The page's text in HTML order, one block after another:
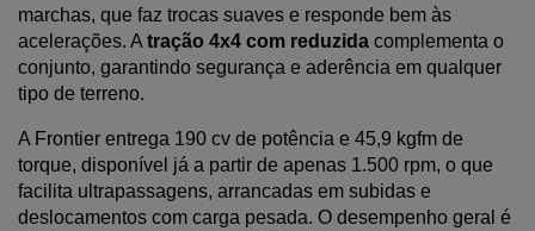
marchas, que faz trocas suaves e responde bem às
acelerações. A tração 4x4 com reduzida complementa o
conjunto, garantindo segurança e aderência em qualquer
tipo de terreno.
A Frontier entrega 190 cv de potência e 45,9 kgfm de
torque, disponível já a partir de apenas 1.500 rpm, o que
facilita ultrapassagens, arrancadas em subidas e
deslocamentos com carga pesada. O desempenho geral é